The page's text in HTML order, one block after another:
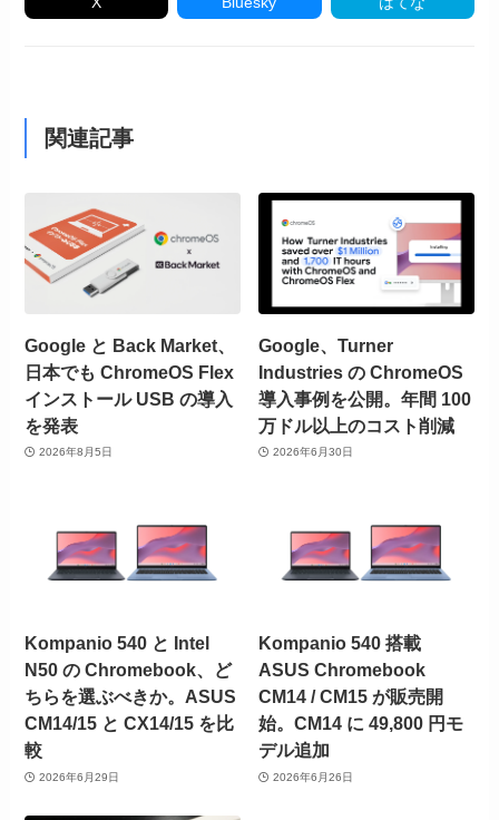
関連記事
Google と Back Market、
日本でも ChromeOS Flex
インストール USB の導入
を発表
2026年8月5日
Google、Turner
Industries の ChromeOS
導入事例を公開。年間 100
万ドル以上のコスト削減
2026年6月30日
Kompanio 540 と Intel
N50 の Chromebook、ど
ちらを選ぶべきか。ASUS
CM14/15 と CX14/15 を比
較
2026年6月29日
Kompanio 540 搭載
ASUS Chromebook
CM14 / CM15 が販売開
始。CM14 に 49,800 円モ
デル追加
2026年6月26日